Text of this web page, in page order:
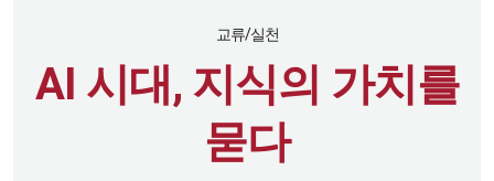
교류/실천
AI 시대, 지식의 가치를
묻다